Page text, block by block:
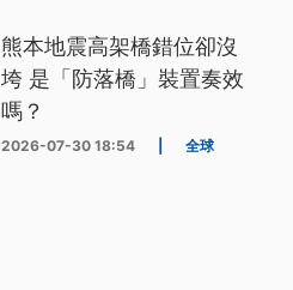
熊本地震高架橋錯位卻沒
垮 是「防落橋」裝置奏效
嗎？
2026-07-30 18:54 全球